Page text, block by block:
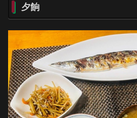
夕餉